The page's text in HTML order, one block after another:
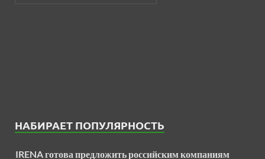
НАБИРАЕТ ПОПУЛЯРНОСТЬ
IRENA готова предложить российским компаниям